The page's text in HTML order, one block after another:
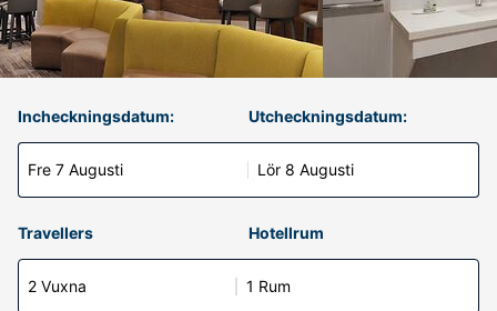
Incheckningsdatum:
Fre 7 Augusti
Utcheckningsdatum:
Lör 8 Augusti
Travellers Hotellrum
2 Vuxna 1 Rum